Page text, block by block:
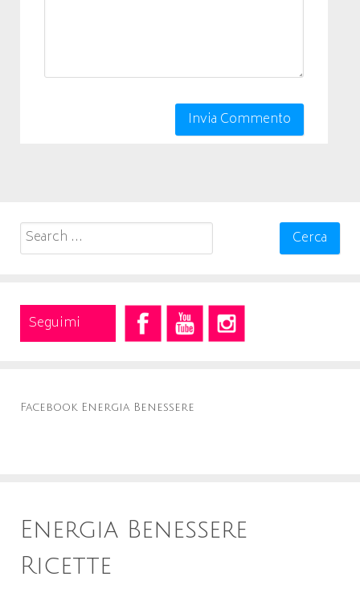
Search
for:
Seguimi
Facebook Energia Benessere
Energia Benessere
Ricette